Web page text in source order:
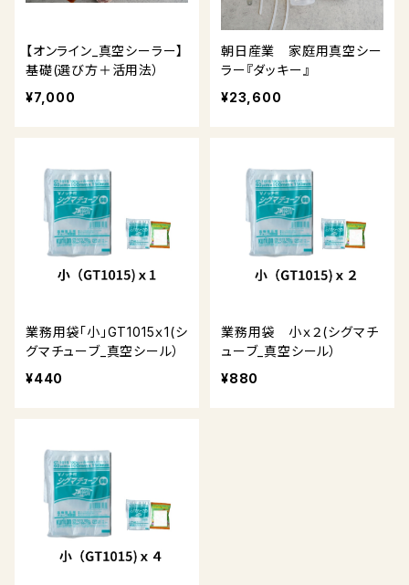
【オンライン_真空シーラー】
基礎(選び方＋活用法）
¥7,000
朝日産業 家庭用真空シー
ラー『ダッキー』
¥23,600
業務用袋「小」GT1015ｘ1(シ
グマチューブ_真空シール）
¥440
業務用袋 小ｘ２(シグマチ
ューブ_真空シール）
¥880